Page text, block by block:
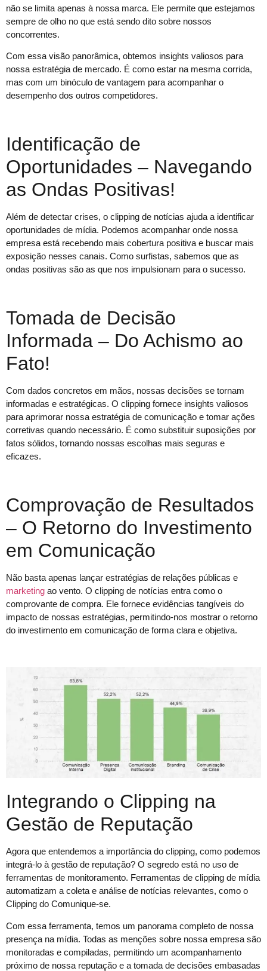
não se limita apenas à nossa marca. Ele permite que estejamos
sempre de olho no que está sendo dito sobre nossos
concorrentes.
Com essa visão panorâmica, obtemos insights valiosos para
nossa estratégia de mercado. É como estar na mesma corrida,
mas com um binóculo de vantagem para acompanhar o
desempenho dos outros competidores.
Identificação de
Oportunidades – Navegando
as Ondas Positivas!
Além de detectar crises, o clipping de notícias ajuda a identificar
oportunidades de mídia. Podemos acompanhar onde nossa
empresa está recebendo mais cobertura positiva e buscar mais
exposição nesses canais. Como surfistas, sabemos que as
ondas positivas são as que nos impulsionam para o sucesso.
Tomada de Decisão
Informada – Do Achismo ao
Fato!
Com dados concretos em mãos, nossas decisões se tornam
informadas e estratégicas. O clipping fornece insights valiosos
para aprimorar nossa estratégia de comunicação e tomar ações
corretivas quando necessário. É como substituir suposições por
fatos sólidos, tornando nossas escolhas mais seguras e
eficazes.
Comprovação de Resultados
– O Retorno do Investimento
em Comunicação
Não basta apenas lançar estratégias de relações públicas e
marketing ao vento. O clipping de notícias entra como o
comprovante de compra. Ele fornece evidências tangíveis do
impacto de nossas estratégias, permitindo-nos mostrar o retorno
do investimento em comunicação de forma clara e objetiva.
Integrando o Clipping na
Gestão de Reputação
Agora que entendemos a importância do clipping, como podemos
integrá-lo à gestão de reputação? O segredo está no uso de
ferramentas de monitoramento. Ferramentas de clipping de mídia
automatizam a coleta e análise de notícias relevantes, como o
Clipping do Comunique-se.
Com essa ferramenta, temos um panorama completo de nossa
presença na mídia. Todas as menções sobre nossa empresa são
monitoradas e compiladas, permitindo um acompanhamento
próximo de nossa reputação e a tomada de decisões embasadas